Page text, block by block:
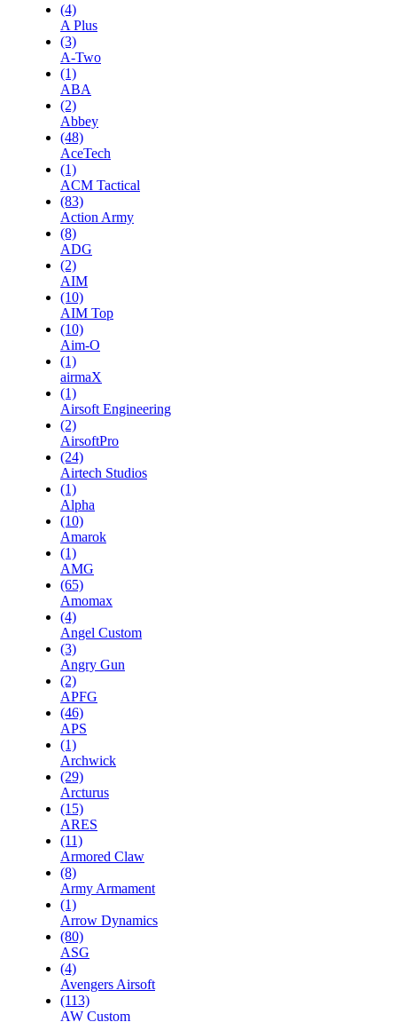
(4)
A Plus
(3)
A-Two
(1)
ABA
(2)
Abbey
(48)
AceTech
(1)
ACM Tactical
(83)
Action Army
(8)
ADG
(2)
AIM
(10)
AIM Top
(10)
Aim-O
(1)
airmaX
(1)
Airsoft Engineering
(2)
AirsoftPro
(24)
Airtech Studios
(1)
Alpha
(10)
Amarok
(1)
AMG
(65)
Amomax
(4)
Angel Custom
(3)
Angry Gun
(2)
APFG
(46)
APS
(1)
Archwick
(29)
Arcturus
(15)
ARES
(11)
Armored Claw
(8)
Army Armament
(1)
Arrow Dynamics
(80)
ASG
(4)
Avengers Airsoft
(113)
AW Custom